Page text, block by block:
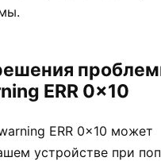
ERR 0x10
ERR 0x10 может
устройстве при